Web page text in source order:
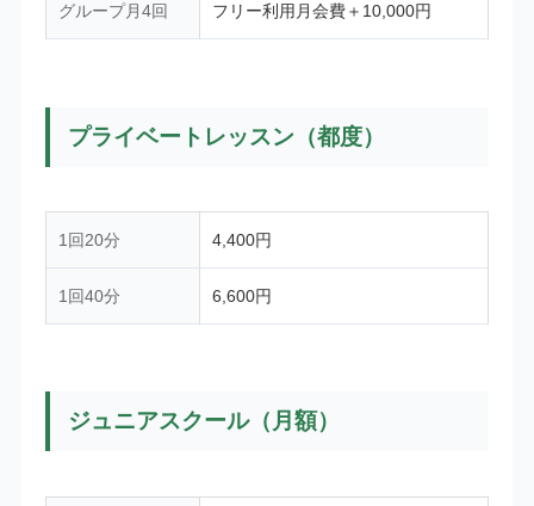
グループ月4回 フリー利用月会費＋10,000円
プライベートレッスン（都度）
1回20分 4,400円
1回40分 6,600円
ジュニアスクール（月額）